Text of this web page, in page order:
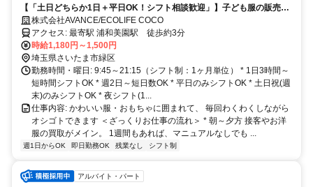
【「土日どちらか1日＋平日OK！シフト相談歓迎」】子ども服の販売買
取 ≪週1～≫履歴書不要◎服装＆ネイルは自由＊子育てママ大歓迎!!
株式会社AVANCE/ECOLIFE COCO
アクセス: 最寄駅 浦和美園駅 徒歩約3分
時給1,180円～1,500円
埼玉県さいたま市緑区
勤務時間・曜日: 9:45～21:15（シフト制：1ヶ月単位） * 1日3時間～
短時間シフトOK * 週2日～短日数OK * 平日のみシフトOK * 土日祝(週
末)のみシフトOK * 夜シフト(1...
仕事内容: かわいい服・おもちゃに囲まれて、 毎回わくわくしながら
オシゴトできます ＜ざっくりお仕事の流れ＞ * 朝～夕方 接客やお洋
服の買取がメイン。 1週間もあれば、マニュアルなしでも ...
週1日からOK 即日勤務OK 残業なし シフト制
アルバイト・パート